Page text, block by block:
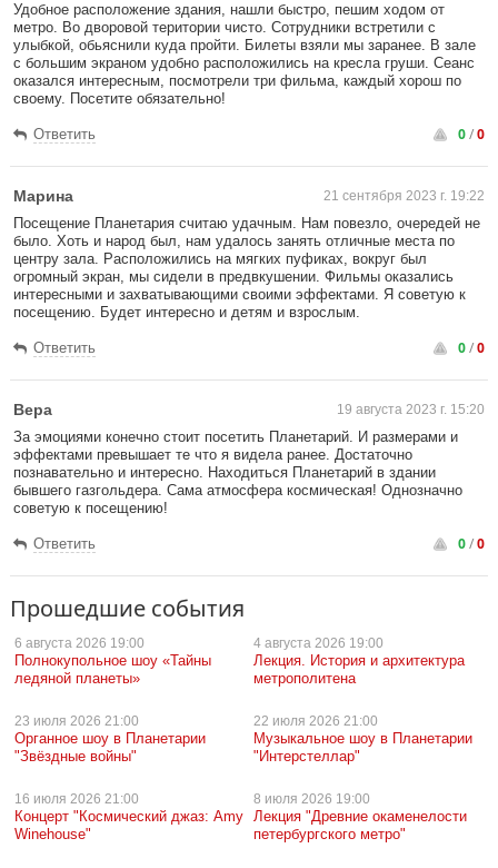
Удобное расположение здания, нашли быстро, пешим ходом от
метро. Во дворовой територии чисто. Сотрудники встретили с
улыбкой, обьяснили куда пройти. Билеты взяли мы заранее. В зале
с большим экраном удобно расположились на кресла груши. Сеанс
оказался интересным, посмотрели три фильма, каждый хорош по
своему. Посетите обязательно!
Ответить 0/0
Марина 21 сентября 2023 г. 19:22
Посещение Планетария считаю удачным. Нам повезло, очередей не
было. Хоть и народ был, нам удалось занять отличные места по
центру зала. Расположились на мягких пуфиках, вокруг был
огромный экран, мы сидели в предвкушении. Фильмы оказались
интересными и захватывающими своими эффектами. Я советую к
посещению. Будет интересно и детям и взрослым.
Ответить 0/0
Вера 19 августа 2023 г. 15:20
За эмоциями конечно стоит посетить Планетарий. И размерами и
эффектами превышает те что я видела ранее. Достаточно
познавательно и интересно. Находиться Планетарий в здании
бывшего газгольдера. Сама атмосфера космическая! Однозначно
советую к посещению!
Ответить 0/0
Прошедшие события
6 августа 2026 19:00
Полнокупольное шоу «Тайны
ледяной планеты»
4 августа 2026 19:00
Лекция. История и архитектура
метрополитена
23 июля 2026 21:00
Органное шоу в Планетарии
"Звёздные войны"
22 июля 2026 21:00
Музыкальное шоу в Планетарии
"Интерстеллар"
16 июля 2026 21:00
Концерт "Космический джаз: Amy
Winehouse"
8 июля 2026 19:00
Лекция "Древние окаменелости
петербургского метро"